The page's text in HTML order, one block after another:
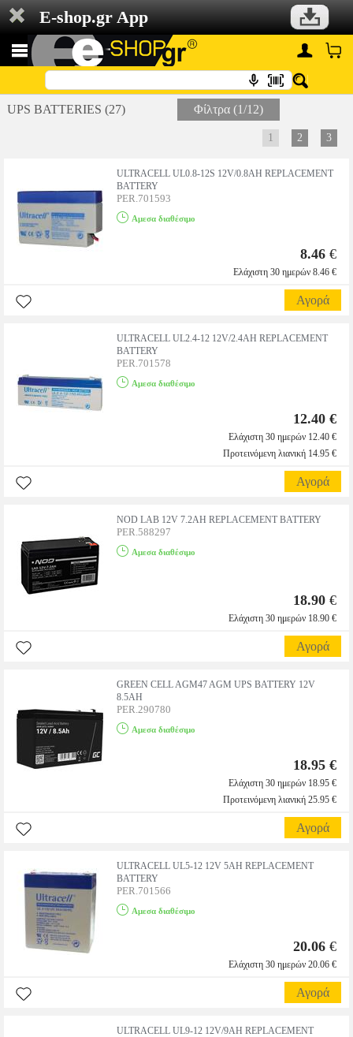
E-shop.gr App
UPS BATTERIES (27) Φίλτρα (1/12)
1 2 3
ULTRACELL UL0.8-12S 12V/0.8AH REPLACEMENT
BATTERY
PER.701593
Αμεσα διαθέσιμο
8.46 €
Ελάχιστη 30 ημερών 8.46 €
Αγορά
ULTRACELL UL2.4-12 12V/2.4AH REPLACEMENT
BATTERY
PER.701578
Αμεσα διαθέσιμο
12.40 €
Ελάχιστη 30 ημερών 12.40 €
Προτεινόμενη λιανική 14.95 €
Αγορά
NOD LAB 12V 7.2AH REPLACEMENT BATTERY
PER.588297
Αμεσα διαθέσιμο
18.90 €
Ελάχιστη 30 ημερών 18.90 €
Αγορά
GREEN CELL AGM47 AGM UPS BATTERY 12V
8.5AH
PER.290780
Αμεσα διαθέσιμο
18.95 €
Ελάχιστη 30 ημερών 18.95 €
Προτεινόμενη λιανική 25.95 €
Αγορά
ULTRACELL UL5-12 12V 5AH REPLACEMENT
BATTERY
PER.701566
Αμεσα διαθέσιμο
20.06 €
Ελάχιστη 30 ημερών 20.06 €
Αγορά
ULTRACELL UL9-12 12V/9AH REPLACEMENT